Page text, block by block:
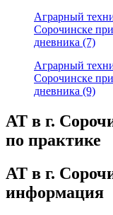
Аграрный
Сорочинске
дневника (7)
Аграрный
Сорочинске
дневника (9)
АТ в г.
по практике
АТ в г.
информация